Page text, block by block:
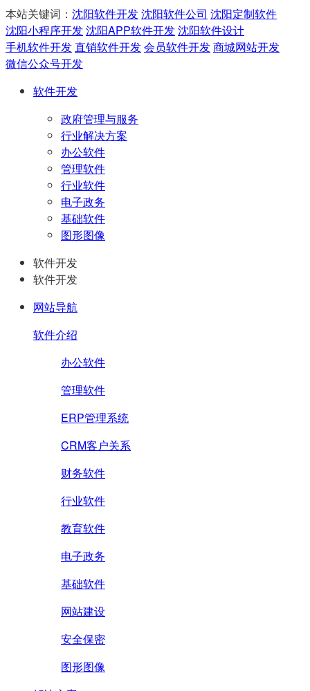
本站关键词： 沈阳软件开发沈阳软件公司 沈阳定制软件
沈阳小程序开发沈阳APP软件开发沈阳软件设计
手机软件开发直销软件开发会员软件开发商城网站开发
微信公众号开发
软件开发
政府管理与服务
行业解决方案
办公软件
管理软件
行业软件
电子政务
基础软件
图形图像
软件开发
软件开发
网站导航
软件介绍
办公软件
管理软件
ERP管理系统
CRM客户关系
财务软件
行业软件
教育软件
电子政务
基础软件
网站建设
安全保密
图形图像